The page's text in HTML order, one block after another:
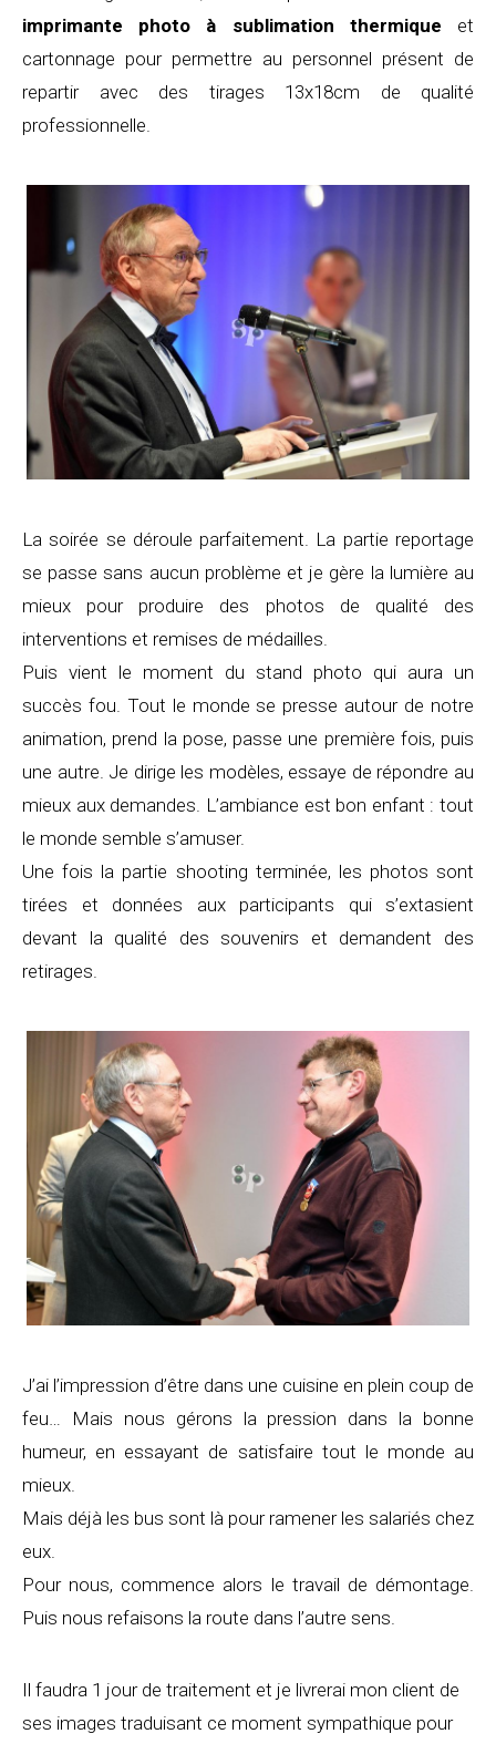
imprimante photo à sublimation thermique et
cartonnage pour permettre au personnel présent de
repartir avec des tirages 13x18cm de qualité
professionnelle.
La soirée se déroule parfaitement. La partie reportage
se passe sans aucun problème et je gère la lumière au
mieux pour produire des photos de qualité des
interventions et remises de médailles.
Puis vient le moment du stand photo qui aura un
succès fou. Tout le monde se presse autour de notre
animation, prend la pose, passe une première fois, puis
une autre. Je dirige les modèles, essaye de répondre au
mieux aux demandes. L’ambiance est bon enfant : tout
le monde semble s’amuser.
Une fois la partie shooting terminée, les photos sont
tirées et données aux participants qui s’extasient
devant la qualité des souvenirs et demandent des
retirages.
J’ai l’impression d’être dans une cuisine en plein coup de
feu… Mais nous gérons la pression dans la bonne
humeur, en essayant de satisfaire tout le monde au
mieux.
Mais déjà les bus sont là pour ramener les salariés chez
eux.
Pour nous, commence alors le travail de démontage.
Puis nous refaisons la route dans l’autre sens.
Il faudra 1 jour de traitement et je livrerai mon client de
ses images traduisant ce moment sympathique pour